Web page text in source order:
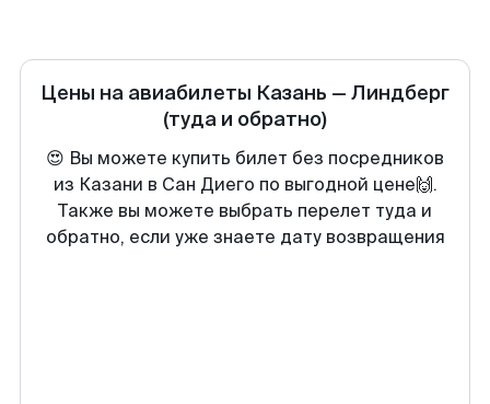
Цены на авиабилеты Казань — Линдберг
(туда и обратно)
😍 Вы можете купить билет без посредников
из Казани в Сан Диего по выгодной цене🙌.
Также вы можете выбрать перелет туда и
обратно, если уже знаете дату возвращения